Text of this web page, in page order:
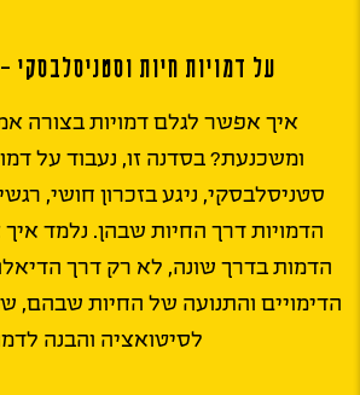
על דמויות חיות וסטניסלבסקי
איך אפשר לגלם דמויות בצורה
ומשכנעת? בסדנה זו, נעבוד על
סטניסלבסקי, ניגע בזכרון חושי,
הדמויות דרך החיות שבהן. נלמד
הדמות בדרך שונה, לא רק דרך
הדימויים והתנועה של החיות שבהם,
לסיטואציה והבנה